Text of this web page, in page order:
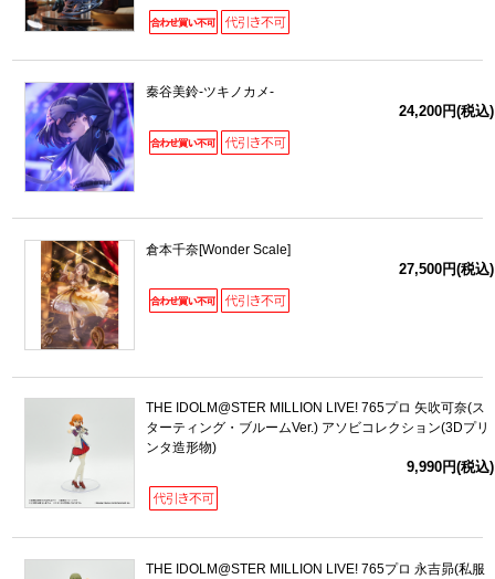
秦谷美鈴-ツキノカメ-
24,200円(税込)
倉本千奈[Wonder Scale]
27,500円(税込)
THE IDOLM@STER MILLION LIVE! 765プロ 矢吹可奈(ス
ターティング・ブルームVer.) アソビコレクション(3Dプリ
ンタ造形物)
9,990円(税込)
THE IDOLM@STER MILLION LIVE! 765プロ 永吉昴(私服